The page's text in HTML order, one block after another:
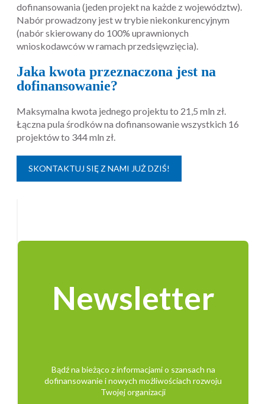
dofinansowania (jeden projekt na każde z województw).
Nabór prowadzony jest w trybie niekonkurencyjnym
(nabór skierowany do 100% uprawnionych
wnioskodawców w ramach przedsięwzięcia).
Jaka kwota przeznaczona jest na
dofinansowanie?
Maksymalna kwota jednego projektu to 21,5 mln zł.
Łączna pula środków na dofinansowanie wszystkich 16
projektów to 344 mln zł.
SKONTAKTUJ SIĘ Z NAMI JUŻ DZIŚ!
Newsletter
Bądź na bieżąco z informacjami o szansach na
dofinansowanie i nowych możliwościach rozwoju
Twojej organizacji